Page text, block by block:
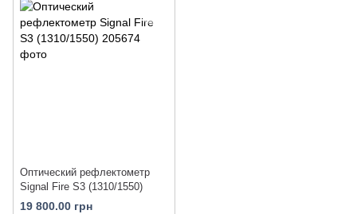
Оптический рефлектометр
Signal Fire S3 (1310/1550)
19 800.00 грн